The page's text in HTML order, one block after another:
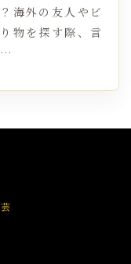
海外の友人やビ
物を探す際、言
…